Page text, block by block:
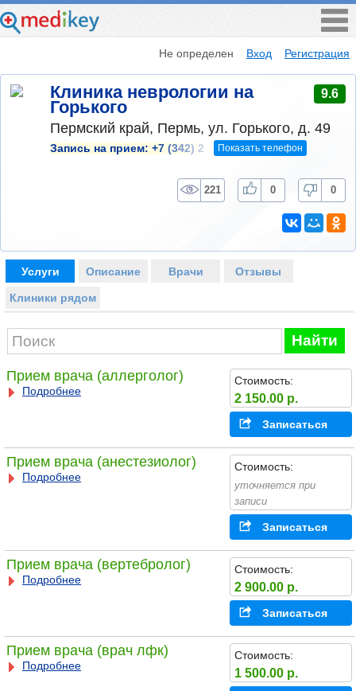
Не определен Вход Регистрация
Клиника неврологии на
Горького
9.6
Пермский край, Пермь, ул. Горького, д. 49
Запись на прием: +7 (342) 2 Показать телефон
221 0 0
Услуги Описание Врачи Отзывы
Клиники рядом
Найти
Прием врача (аллерголог)
Подробнее
Стоимость:
2 150.00 р.
Записаться
Прием врача (анестезиолог)
Подробнее
Стоимость:
уточняется при
записи
Записаться
Прием врача (вертебролог)
Подробнее
Стоимость:
2 900.00 р.
Записаться
Прием врача (врач лфк)
Подробнее
Стоимость:
1 500.00 р.